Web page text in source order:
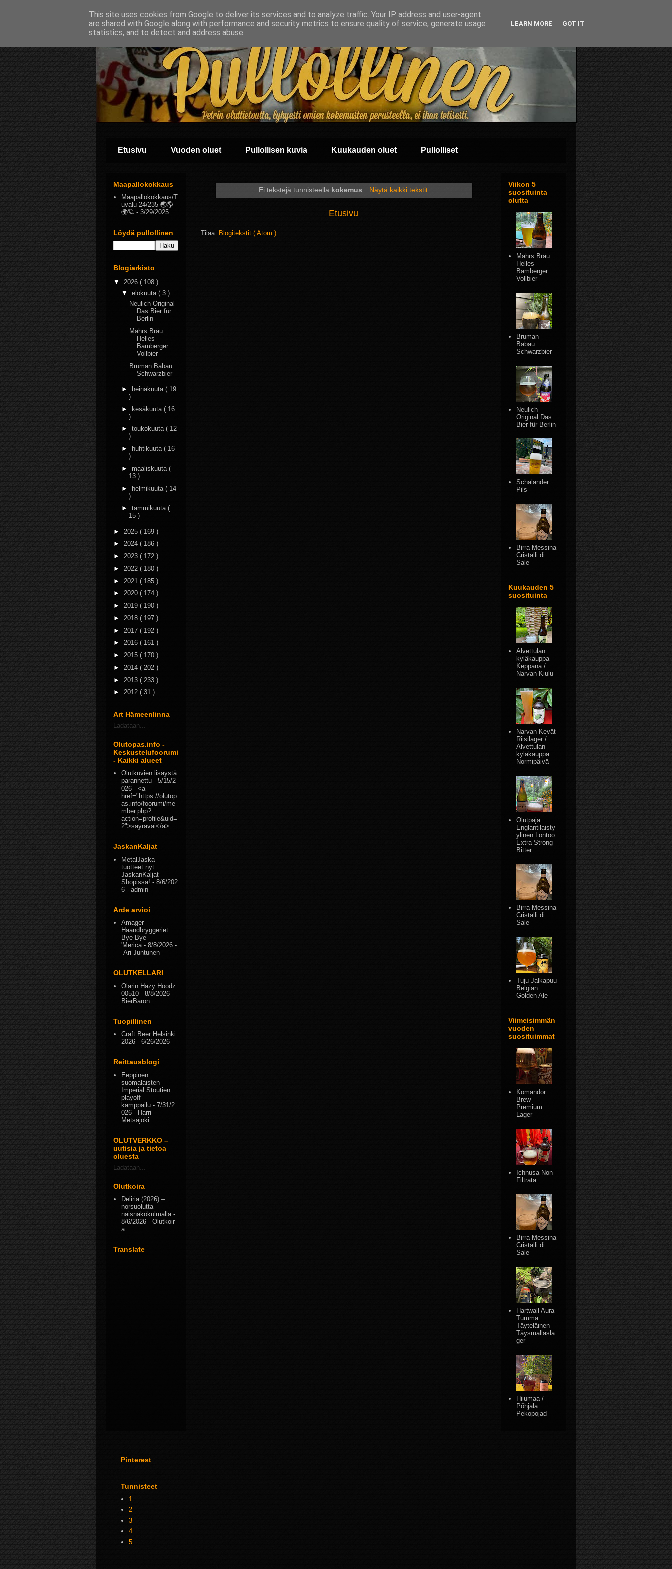
Etusivu Vuoden oluet Pullollisen kuvia Kuukauden oluet Pullolliset
Ei tekstejä tunnisteella kokemus. Näytä kaikki tekstit
Etusivu
Tilaa: Blogitekstit ( Atom )
Maapallokokkaus
Maapallokokkaus/T
uvalu 24/235 🌏🌎
🌍🪐 - 3/29/2025
Löydä pullollinen
Blogiarkisto
▼ 2026 ( 108 )
▼ elokuuta ( 3 )
Neulich Original
Das Bier für
Berlin
Mahrs Bräu
Helles
Bamberger
Vollbier
Bruman Babau
Schwarzbier
► heinäkuuta ( 19
)
► kesäkuuta ( 16
)
► toukokuuta ( 12
)
►
huhtikuuta ( 16
)
► maaliskuuta (
13 )
► helmikuuta ( 14
)
► tammikuuta (
15 )
► 2025 ( 169 )
► 2024 ( 186 )
► 2023 ( 172 )
► 2022 ( 180 )
► 2021 ( 185 )
► 2020 ( 174 )
► 2019 ( 190 )
► 2018 ( 197 )
► 2017 ( 192 )
► 2016 ( 161 )
► 2015 ( 170 )
► 2014 ( 202 )
► 2013 ( 233 )
► 2012 ( 31 )
Art Hämeenlinna
Ladataan...
Olutopas.info -
Keskustelufoorumi
- Kaikki alueet
Olutkuvien lisäystä
parannettu - 5/15/2
026 - <a
href="https://olutop
as.info/foorumi/me
mber.php?
action=profile&uid=
2">sayravai</a>
JaskanKaljat
MetalJaska-
tuotteet nyt
JaskanKaljat
Shopissa! - 8/6/202
6 - admin
Arde arvioi
Amager
Haandbryggeriet
Bye Bye
'Merica- 8/8/2026 -
Ari Juntunen
OLUTKELLARI
Olarin Hazy Hoodz
00510 - 8/8/2026 -
BierBaron
Tuopillinen
Craft Beer Helsinki
2026 - 6/26/2026
Reittausblogi
Eeppinen
suomalaisten
Imperial Stoutien
playoff-
kamppailu - 7/31/2
026 - Harri
Metsäjoki
OLUTVERKKO –
uutisia ja tietoa
oluesta
Ladataan...
Olutkoira
Deliria (2026) –
norsuolutta
naisnäkökulmalla-
8/6/2026 - Olutkoir
a
Translate
Viikon 5
suosituinta
olutta
Mahrs Bräu
Helles
Bamberger
Vollbier
Bruman
Babau
Schwarzbier
Neulich
Original Das
Bier für Berlin
Schalander
Pils
Birra Messina
Cristalli di
Sale
Kuukauden 5
suosituinta
Alvettulan
kyläkauppa
Keppana /
Narvan Kiulu
Narvan Kevät
Riisilager /
Alvettulan
kyläkauppa
Normipäivä
Olutpaja
Englantilaisty
ylinen Lontoo
Extra Strong
Bitter
Birra Messina
Cristalli di
Sale
Tuju Jalkapuu
Belgian
Golden Ale
Viimeisimmän
vuoden
suosituimmat
Komandor
Brew
Premium
Lager
Ichnusa Non
Filtrata
Birra Messina
Cristalli di
Sale
Hartwall Aura
Tumma
Täyteläinen
Täysmallasla
ger
Hiiumaa /
Põhjala
Pekopojad
Pinterest
Tunnisteet
1
2
3
4
5
This site uses cookies from Google to deliver its services and to analyze traffic. Your IP address and user-agent
are shared with Google along with performance and security metrics to ensure quality of service, generate usage
statistics, and to detect and address abuse.
LEARN MORE GOT IT